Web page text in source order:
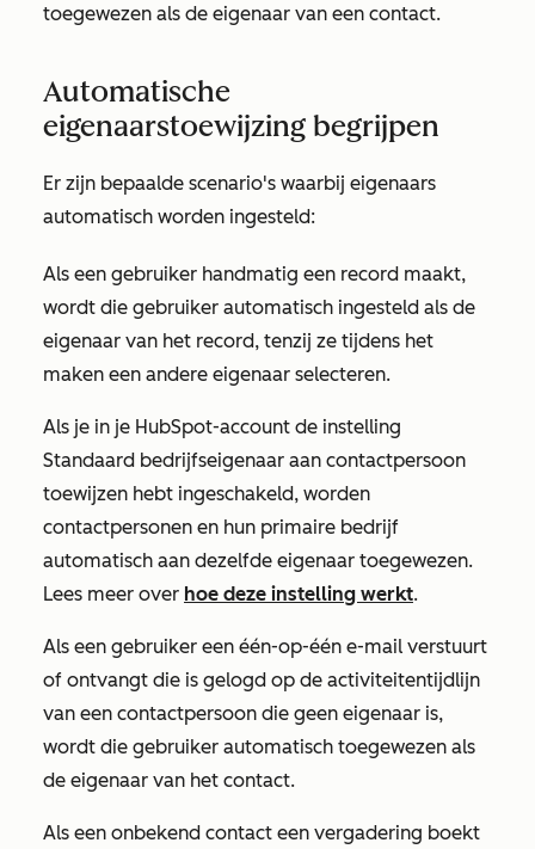
toegewezen als de eigenaar van een contact.
Automatische
eigenaarstoewijzing begrijpen
Er zijn bepaalde scenario's waarbij eigenaars
automatisch worden ingesteld:
Als een gebruiker handmatig een record maakt,
wordt die gebruiker automatisch ingesteld als de
eigenaar van het record, tenzij ze tijdens het
maken een andere eigenaar selecteren.
Als je in je HubSpot-account de instelling
Standaard bedrijfseigenaar aan contactpersoon
toewijzen hebt ingeschakeld, worden
contactpersonen en hun primaire bedrijf
automatisch aan dezelfde eigenaar toegewezen.
Lees meer over hoe deze instelling werkt.
Als een gebruiker een één-op-één e-mail verstuurt
of ontvangt die is gelogd op de activiteitentijdlijn
van een contactpersoon die geen eigenaar is,
wordt die gebruiker automatisch toegewezen als
de eigenaar van het contact.
Als een onbekend contact een vergadering boekt